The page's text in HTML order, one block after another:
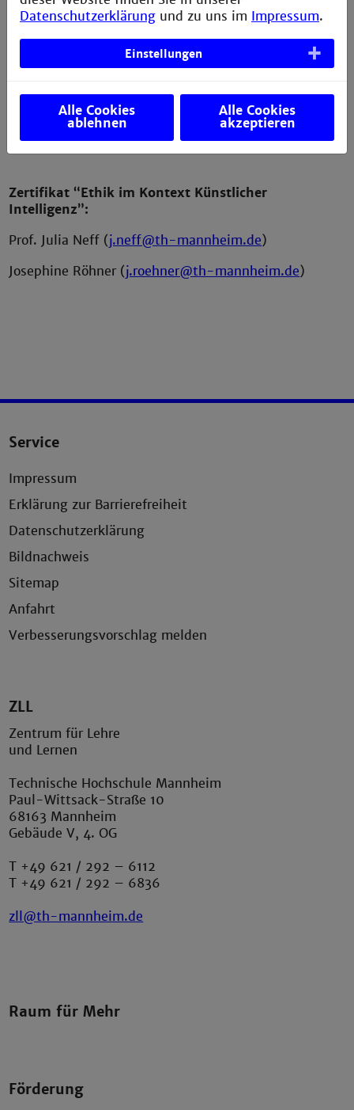
Ansprechpersonen
Zertifikat “Nachhaltiges Handeln”:
Prof. Kirstin Kohler (
k.kohler@th-mannheim.de
Zertifikat “Ethik im Kontext Künstlicher
Intelligenz”:
Prof. Julia Neff (j.neff@th-mannheim.de)
Josephine Röhner (j.roehner@th-mannheim.de)
Service
Impressum
Erklärung zur Barrierefreiheit
Datenschutzerklärung
Bildnachweis
Sitemap
Anfahrt
Verbesserungsvorschlag melden
ZLL
Zentrum für Lehre
und Lernen
Technische Hochschule Mannheim
Paul-Wittsack-Straße 10
68163 Mannheim
Gebäude V, 4. OG
T +49 621 / 292 – 6112
T +49 621 / 292 – 6836
zll@th-mannheim.de
Raum für Mehr
Förderung
Datenschutzerklärung und zu uns im Impressum.
Einstellungen
Alle Cookies
ablehnen
Alle Cookies
akzeptieren